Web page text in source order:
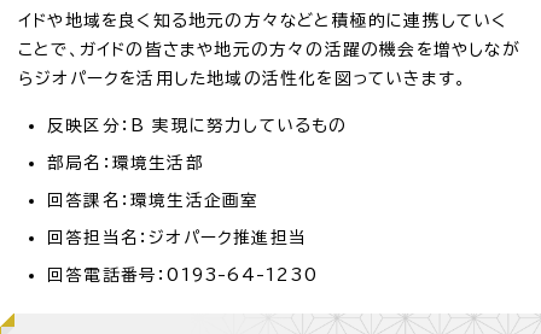
イドや地域を良く知る地元の方々などと積極的に連携していく
ことで、ガイドの皆さまや地元の方々の活躍の機会を増やしなが
らジオパークを活用した地域の活性化を図っていきます。
反映区分：B 実現に努力しているもの
部局名：環境生活部
回答課名：環境生活企画室
回答担当名：ジオパーク推進担当
回答電話番号：0193-64-1230